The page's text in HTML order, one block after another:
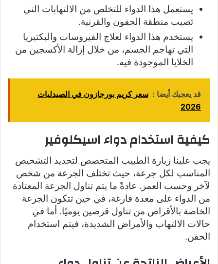
يستعمل هذا الدواء للتخلص من الالتهابات التي
تصيب منطقة الجفون والقرنية.
يستخدم هذا الدواء لعلاج الفيروسات والبكتيريا
التي تهاجم الجسم، من خلال إزالة الأكسجين من
الخلايا الموجودة فيه.
قد يعجبك أيضا : سعر كريم بورجازون في الصيدليات
2026
كيفية استخدام دواء اسيكلوفير
يجب علينا زيارة الطبيب المتخصص لتحديد التشخيص
المناسب لكل جرعة، حيث تختلف الجرعة من شخص
لآخر وحسب العمر. عادةً ما يتم تناول الجرعة المعتادة
من الدواء على معدة فارغة، في حين تتكون الجرعة
الخاصة بالأقراص من تناول قرصين يوميًا. أما في
حالات الالتهاب والأمراض الشديدة، فيتم استخدام
الحقن.